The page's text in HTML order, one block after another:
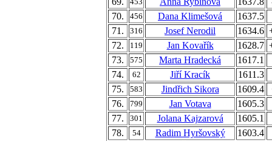
70.
456 Dana Klimešová
1637.5
71.
316 Josef Nerodil 1634.6
72.
119 Jan Kovařík 1628.7
73.
575 Marta Hradecká
1617.1
74.
62 Jiří Kracík
1611.3
75.
583 Jindřich Sikora 1609.4
76.
799 Jan Votava
1605.3
77.
301 Jolana Kajzarová
1605.1
78.
54 Radim Hyršovský
1603.4